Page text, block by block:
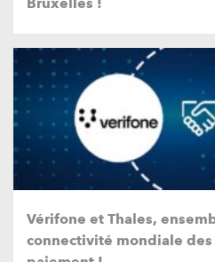
Vérifone et Thales,
connectivité mondiale